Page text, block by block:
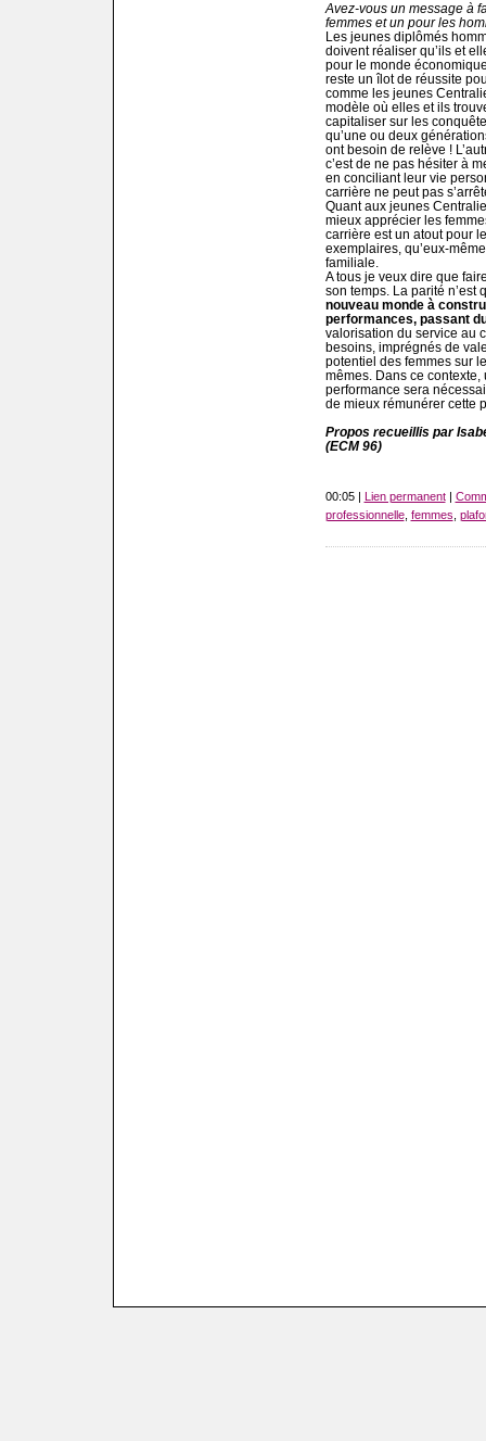
Avez-vous un message à
femmes et un pour les
Les jeunes diplômés
doivent réaliser qu’ils et
pour le monde
reste un îlot de réussite
comme les jeunes
modèle où elles et ils
capitaliser sur les
qu’une ou deux
ont besoin de relève !
c’est de ne pas hésiter à
en conciliant leur vie
carrière ne peut pas
Quant aux jeunes
mieux apprécier les
carrière est un atout pour
exemplaires, qu’eux-
familiale.
A tous je veux dire que
son temps. La parité n’est
nouveau monde à
performances, passant
valorisation du service au
besoins, imprégnés de
potentiel des femmes sur
mêmes. Dans ce
performance sera
de mieux rémunérer cette
Propos recueillis par
(ECM 96)
00:05 | Lien permanent|
professionnelle, femmes